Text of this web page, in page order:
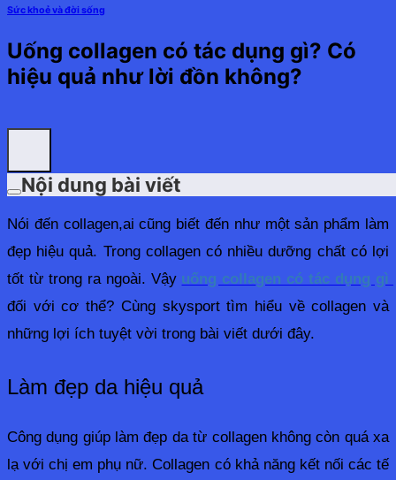
Sức khoẻ và đời sống
Uống collagen có tác dụng gì? Có
hiệu quả như lời đồn không?
Nội dung bài viết
Nói đến collagen,ai cũng biết đến như một sản phẩm làm
đẹp hiệu quả. Trong collagen có nhiều dưỡng chất có lợi
tốt từ trong ra ngoài. Vậy uống collagen có tác dụng gì
đối với cơ thể? Cùng skysport tìm hiểu về collagen và
những lợi ích tuyệt vời trong bài viết dưới đây.
Làm đẹp da hiệu quả
Công dụng giúp làm đẹp da từ collagen không còn quá xa
lạ với chị em phụ nữ. Collagen có khả năng kết nối các tế